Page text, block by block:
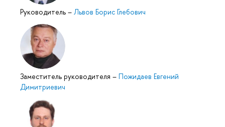
Руководитель – Львов Борис Глебович
Заместитель руководителя – Пожидаев Евгений
Димитриевич